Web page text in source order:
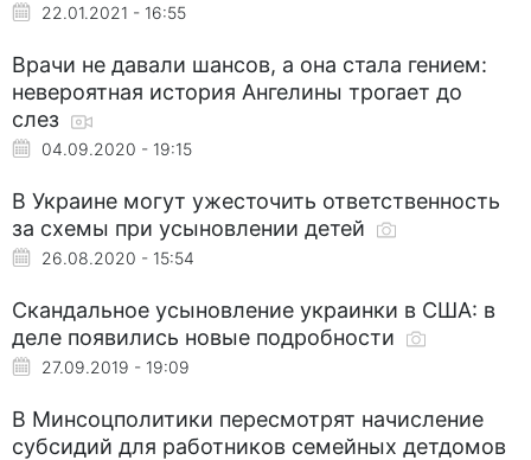
22.01.2021 - 16:55
Врачи не давали шансов, а она стала гением:
невероятная история Ангелины трогает до
слез
04.09.2020 - 19:15
В Украине могут ужесточить ответственность
за схемы при усыновлении детей
26.08.2020 - 15:54
Скандальное усыновление украинки в США: в
деле появились новые подробности
27.09.2019 - 19:09
В Минсоцполитики пересмотрят начисление
субсидий для работников семейных детдомов